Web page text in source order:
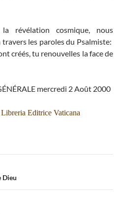
révélation cosmique, nous
les paroles du Psalmiste:
créés, tu renouvelles la face de
mercredi 2 Août 2000
Editrice Vaticana
Dieu